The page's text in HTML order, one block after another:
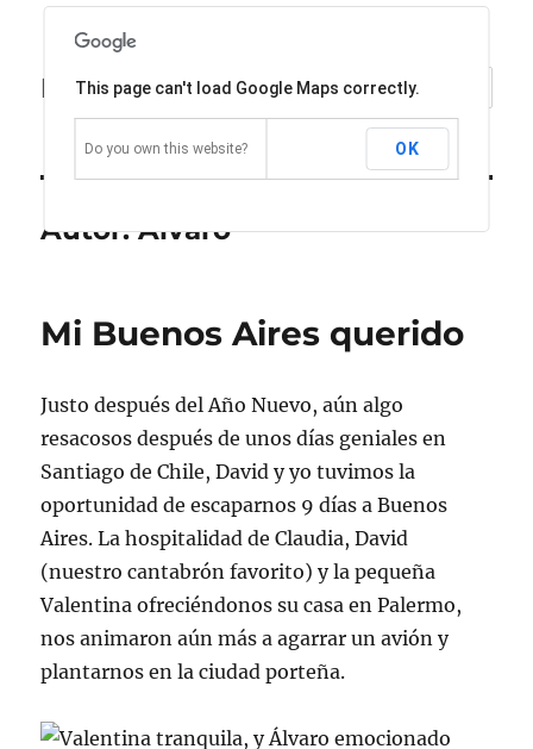
Ríete de Willy Fog 2.0
Autor:Álvaro
Mi Buenos Aires querido
Justo después del Año Nuevo, aún algo
resacosos después de unos días geniales en
Santiago de Chile, David y yo tuvimos la
oportunidad de escaparnos 9 días a Buenos
Aires. La hospitalidad de Claudia, David
(nuestro cantabrón favorito) y la pequeña
Valentina ofreciéndonos su casa en Palermo,
nos animaron aún más a agarrar un avión y
plantarnos en la ciudad porteña.
This page can't load Google Maps correctly.
Do you own this website? OK